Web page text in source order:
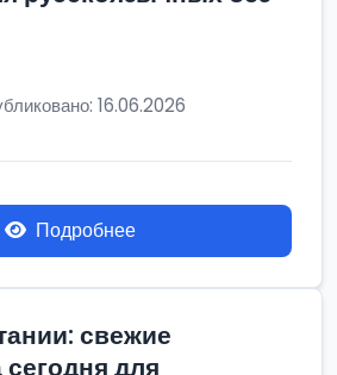
16.06.2026
Подробнее
свежие
для